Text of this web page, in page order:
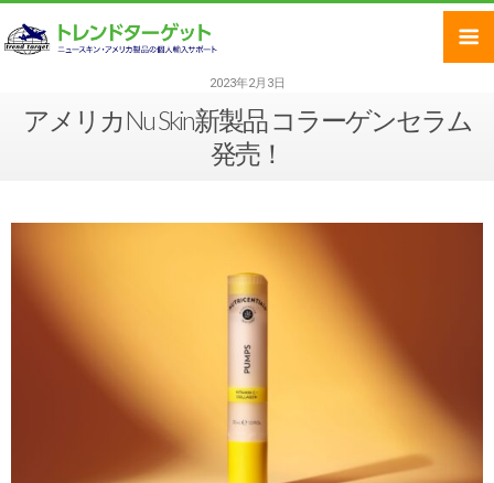
2023年2月3日
アメリカNu Skin新製品 コラーゲンセラム
発売！